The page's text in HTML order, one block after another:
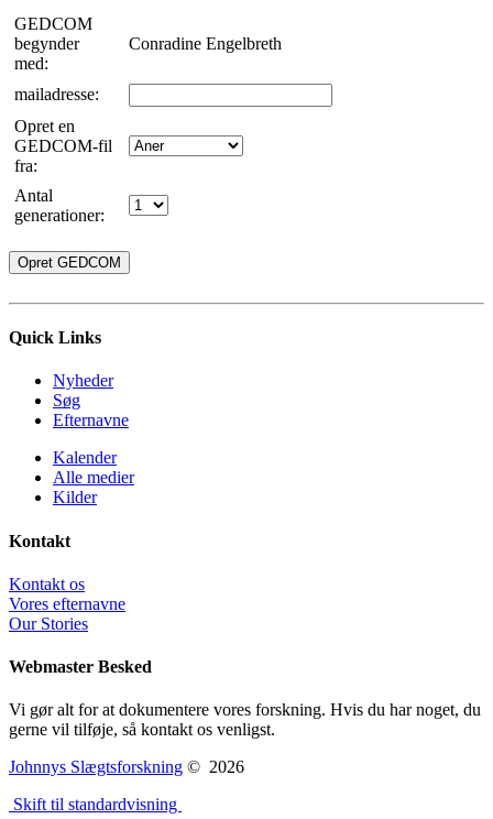
GEDCOM
begynder
med:
Conradine Engelbreth
mailadresse:
Opret en
GEDCOM-fil
fra:
Antal
generationer:
Quick Links
Nyheder
Søg
Efternavne
Kalender
Alle medier
Kilder
Kontakt
Kontakt os
Vores efternavne
Our Stories
Webmaster Besked
Vi gør alt for at dokumentere vores forskning. Hvis du har noget, du
gerne vil tilføje, så kontakt os venligst.
Johnnys Slægtsforskning © 2026
Skift til standardvisning